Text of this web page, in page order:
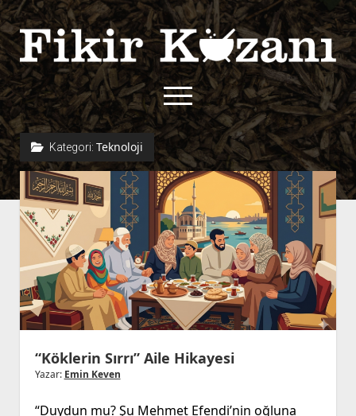
Fikir
Kazanı
menüyü
aç
twitterfacebook
rss
Hakkımızda
açılır
menüyü
aç
Kullanım Koşulları
Gizlilik Politikası
Çerez Politikası
İletişim
Kurallar
Başvuru
Kategori: Teknoloji
“Köklerin Sırrı” Aile Hikayesi
Yazar: Emin Keven
“Duydun mu? Şu Mehmet Efendi’nin oğluna